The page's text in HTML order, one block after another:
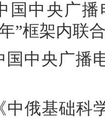
国中央广
”框架内联
国中央广
中俄基础科